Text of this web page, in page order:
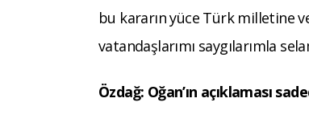
bu kararın yüce Türk milletine
vatandaşlarımı saygılarımla
Özdağ: Oğan’ın açıklaması